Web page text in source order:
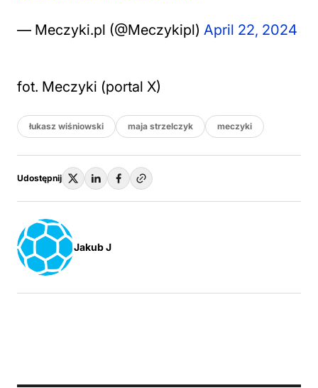
— Meczyki.pl (@Meczykipl) April 22, 2024
fot. Meczyki (portal X)
łukasz wiśniowski maja strzelczyk meczyki
Udostępnij
Jakub J